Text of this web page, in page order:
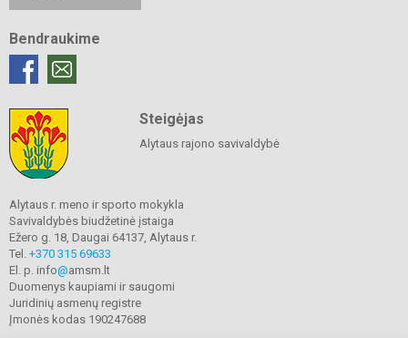
Bendraukime
Steigėjas
Alytaus rajono savivaldybė
Alytaus r. meno ir sporto mokykla
Savivaldybės biudžetinė įstaiga
Ežero g. 18, Daugai 64137, Alytaus r.
Tel. +370 315 69633
El. p. info@amsm.lt
Duomenys kaupiami ir saugomi
Juridinių asmenų registre
Įmonės kodas 190247688